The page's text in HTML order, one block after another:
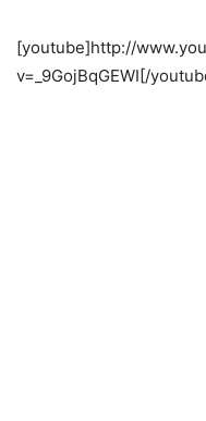
[youtube]http://
v=_9GojBqGEWI[/